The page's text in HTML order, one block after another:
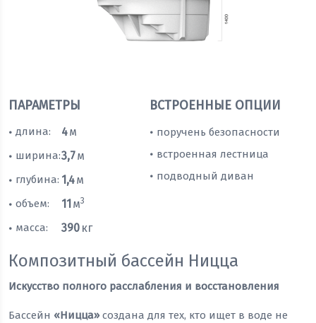
ПАРАМЕТРЫ
• длина: 4м
• ширина:3,7м
• глубина: 1,4м
• объем: 11 м3
• масса: 390 кг
ВСТРОЕННЫЕ ОПЦИИ
• поручень безопасности
• встроенная лестница
• подводный диван
Композитный бассейн Ницца
Искусство полного расслабления и восстановления
Бассейн «Ницца» создана для тех, кто ищет в воде не